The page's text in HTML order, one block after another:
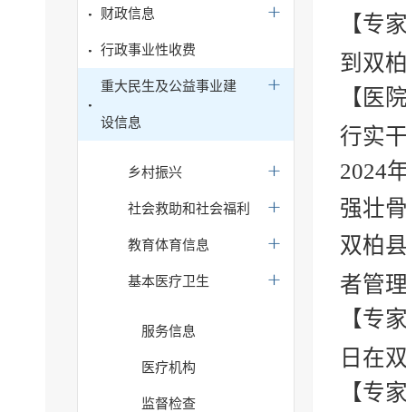
财政信息
行政事业性收费
重大民生及公益事业建
设信息
乡村振兴
社会救助和社会福利
教育体育信息
基本医疗卫生
服务信息
医疗机构
监督检查
【专
到双
【医
行实
2024
强壮
双柏
者管
【专
日在
【专